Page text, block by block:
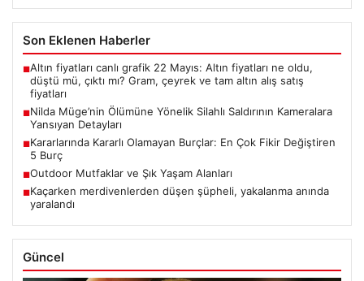
Son Eklenen Haberler
■Altın fiyatları canlı grafik 22 Mayıs: Altın fiyatları ne oldu,
düştü mü, çıktı mı? Gram, çeyrek ve tam altın alış satış
fiyatları
■Nilda Müge’nin Ölümüne Yönelik Silahlı Saldırının Kameralara
Yansıyan Detayları
■Kararlarında Kararlı Olamayan Burçlar: En Çok Fikir Değiştiren
5 Burç
■Outdoor Mutfaklar ve Şık Yaşam Alanları
■Kaçarken merdivenlerden düşen şüpheli, yakalanma anında
yaralandı
Güncel